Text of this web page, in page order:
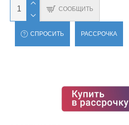
СООБЩИТЬ
СПРОСИТЬ РАССРОЧКА